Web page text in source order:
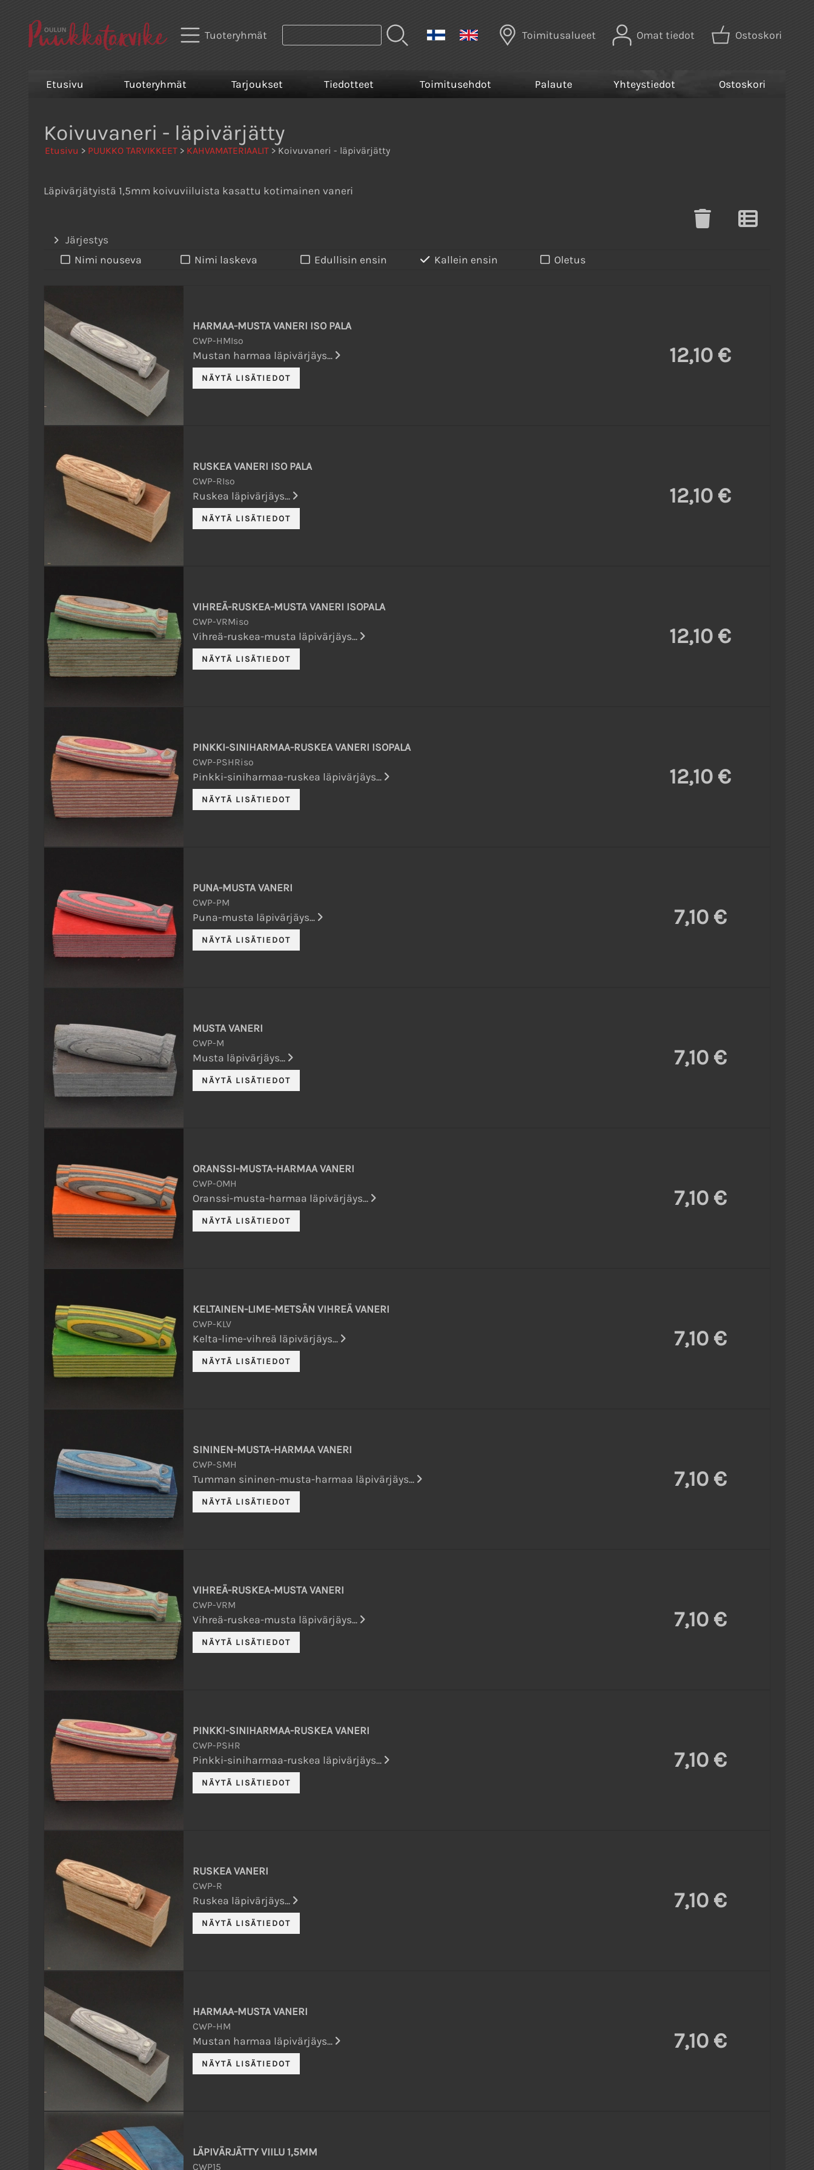
Tuoteryhmät Toimitusalueet Omat tiedot Ostoskori
Etusivu Tuoteryhmät Tarjoukset Tiedotteet Toimitusehdot Palaute Yhteystiedot Ostoskori
Koivuvaneri - läpivärjätty
Etusivu > PUUKKO TARVIKKEET > KAHVAMATERIAALIT > Koivuvaneri - läpivärjätty
Läpivärjätyistä 1,5mm koivuviiluista kasattu kotimainen vaneri
Järjestys
Nimi nouseva
Nimi laskeva Edullisin ensin Kallein ensin Oletus
HARMAA-MUSTA VANERI ISO PALA
CWP-HMIso
Mustan harmaa läpivärjäys... 12,10 €
RUSKEA VANERI ISO PALA
CWP-RIso
Ruskea läpivärjäys... 12,10 €
VIHREÄ-RUSKEA-MUSTA VANERI ISOPALA
CWP-VRMiso
Vihreä-ruskea-musta läpivärjäys... 12,10 €
PINKKI-SINIHARMAA-RUSKEA VANERI ISOPALA
CWP-PSHRiso
Pinkki-siniharmaa-ruskea läpivärjäys... 12,10 €
PUNA-MUSTA VANERI
CWP-PM
Puna-musta läpivärjäys... 7,10 €
MUSTA VANERI
CWP-M
Musta läpivärjäys... 7,10 €
ORANSSI-MUSTA-HARMAA VANERI
CWP-OMH
Oranssi-musta-harmaa läpivärjäys... 7,10 €
KELTAINEN-LIME-METSÄN VIHREÄ VANERI
CWP-KLV
Kelta-lime-vihreä läpivärjäys... 7,10 €
SININEN-MUSTA-HARMAA VANERI
CWP-SMH
Tumman sininen-musta-harmaa läpivärjäys... 7,10 €
VIHREÄ-RUSKEA-MUSTA VANERI
CWP-VRM
Vihreä-ruskea-musta läpivärjäys... 7,10 €
PINKKI-SINIHARMAA-RUSKEA VANERI
CWP-PSHR
Pinkki-siniharmaa-ruskea läpivärjäys... 7,10 €
RUSKEA VANERI
CWP-R
Ruskea läpivärjäys... 7,10 €
HARMAA-MUSTA VANERI
CWP-HM
Mustan harmaa läpivärjäys... 7,10 €
LÄPIVÄRJÄTTY VIILU 1,5MM
CWP15